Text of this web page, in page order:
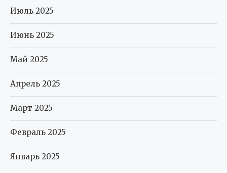
Июль 2025
Июнь 2025
Май 2025
Апрель 2025
Март 2025
Февраль 2025
Январь 2025